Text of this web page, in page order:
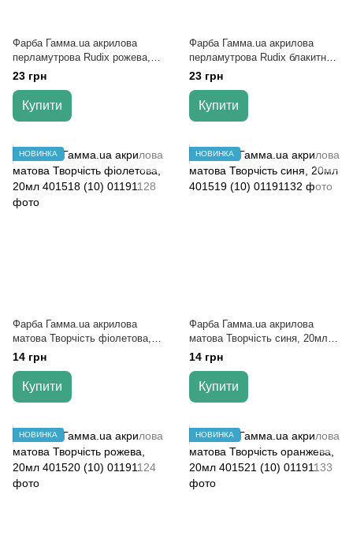
Фарба Гамма.ua акрилова
перламутрова Rudix рожева,
20мл 850134 (12)
23 грн
Купити
Фарба Гамма.ua акрилова
перламутрова Rudix блакитна,
20мл 850131 (12)
23 грн
Купити
НОВИНКА
Фарба Гамма.ua акрилова
матова Творчість фіолетова,
20мл 401518 (10)
14 грн
Купити
НОВИНКА
Фарба Гамма.ua акрилова
матова Творчість синя, 20мл
401519 (10)
14 грн
Купити
НОВИНКА НОВИНКА